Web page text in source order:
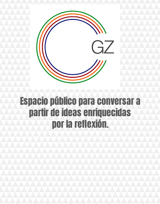
Espacio público para conversar a
partir de ideas enriquecidas
por la reflexión.